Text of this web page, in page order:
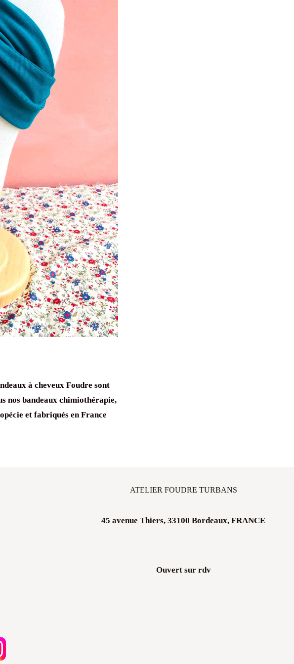
à cheveux Foudre sont
nos bandeaux chimiothérapie,
et fabriqués en France
ATELIER FOUDRE TURBANS
45 avenue Thiers, 33100 Bordeaux, FRANCE
Ouvert sur rdv